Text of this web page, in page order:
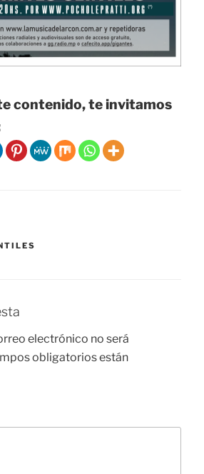
contenido, te invitamos
electrónico no será
obligatorios están